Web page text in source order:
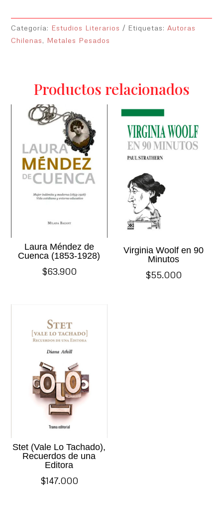
Categoría: Estudios Literarios Etiquetas:Autoras
Chilenas, Metales Pesados
Productos relacionados
Laura Méndez de
Cuenca (1853-1928)
$63.900
Virginia Woolf en 90
Minutos
$55.000
Stet (Vale Lo Tachado),
Recuerdos de una
Editora
$147.000